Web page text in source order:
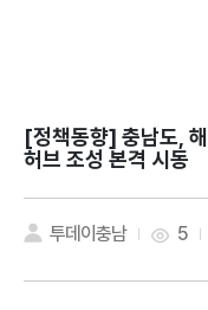
[정책동향]
허브 조성 본격 시동
투데이충남 5